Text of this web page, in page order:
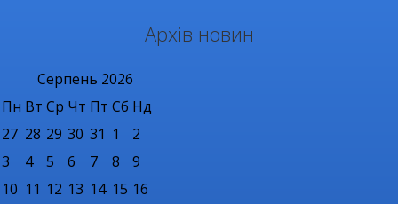
Архів новин
Серпень 2026
Пн Вт Ср Чт Пт Сб Нд
27 28 29 30 31 1
2
3
4 5 6 7 8
9
10 11 12 13 14 15 16